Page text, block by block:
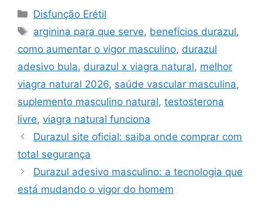
c
e
b
o
o
k
at
s
A
p
p
er
e
st
y
Li
n
k
gr
a
m
e
Categorias
Disfunção Erétil
Tags
arginina para que serve, benefícios durazul,
como aumentar o vigor masculino, durazul
adesivo bula, durazul x viagra natural, melhor
viagra natural 2026, saúde vascular masculina,
suplemento masculino natural, testosterona
livre, viagra natural funciona
Durazul site oficial: saiba onde comprar com
total segurança
Durazul adesivo masculino: a tecnologia que
está mudando o vigor do homem